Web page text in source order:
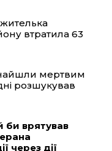
жителька
втратила 63
мертвим
розшукував
би врятував
через дії